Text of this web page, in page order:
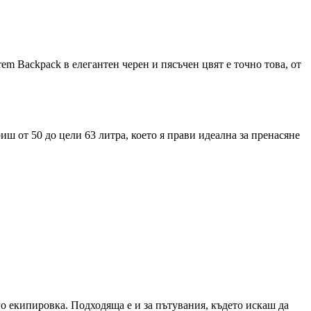
Backpack в елегантен черен и пясъчен цвят е точно това, от
от 50 до цели 63 литра, което я прави идеална за пренасяне
екипировка. Подходяща е и за пътувания, където искаш да